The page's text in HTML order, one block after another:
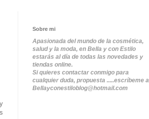
Sobre mi
Apasionada del mundo de la cosmética,
salud y la moda, en Bella y con Estilo
estarás al día de todas las novedades y
tiendas online.
Si quieres contactar conmigo para
cualquier duda, propuesta .....escríbeme a
Bellayconestiloblog@hotmail.com